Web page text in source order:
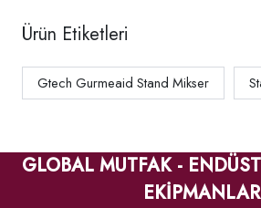
Ürün Etiketleri
Gtech Gurmeaid Stand Mikser
GLOBAL MUTFAK -